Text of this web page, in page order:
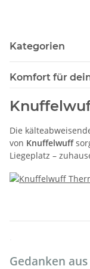
Kategorien
Komfort für
Die
von Knuffelwuff
Liegeplatz –
Gedanken